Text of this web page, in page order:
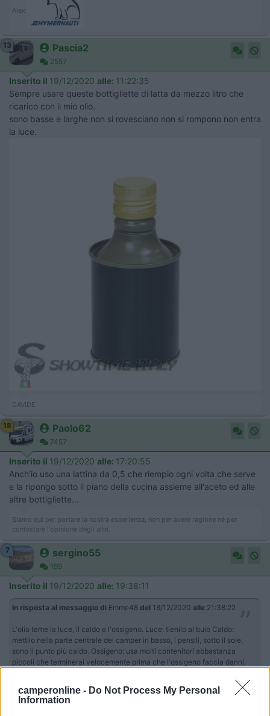
camperonline - Do Not Process My Personal
Information
Alex
13 Pascia2
2557
Inserito il 19/12/2020 alle: 11:22:35
Sempre usare queste bottigliette di latta da mezzo litro che
ricarico con il mio olio.
sono basse e larghe non si rovesciano non si rompono non entra
la luce.
DAVIDE
18 Paolo62
7457
Inserito il 19/12/2020 alle: 17:20:55
Anch'io uso una lattina da 0,5 che riempio ogni volta che serve
e la ripongo sotto il piano della cucina assieme all'aceto ed alle
altre bottigliette...
Siamo qui per portare la nostra esperienza, non per avere ragione né per
contestare l'opinione degli altri.
7 sergino55
199
Inserito il 19/12/2020 alle: 19:38:11
In risposta al messaggio di Emme48 del 18/12/2020 alle 21:38:22
L'olio teme la luce, il caldo e l'ossigeno. Luce: tienilo al buio Caldo:
mettilo nella parte centrale del camper in basso, i pensili, sotto il sole,
sono il punto più caldo. Ossigeno: usa molti contenitori abbastanza
piccoli che terminerai velocemente prima che l'ossigeno faccia danni.
Io uso l'olio di oliva spray da 250 ml.